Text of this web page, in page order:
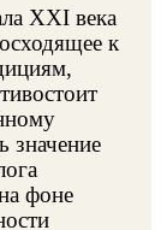
ХХI века
к
значение
фоне